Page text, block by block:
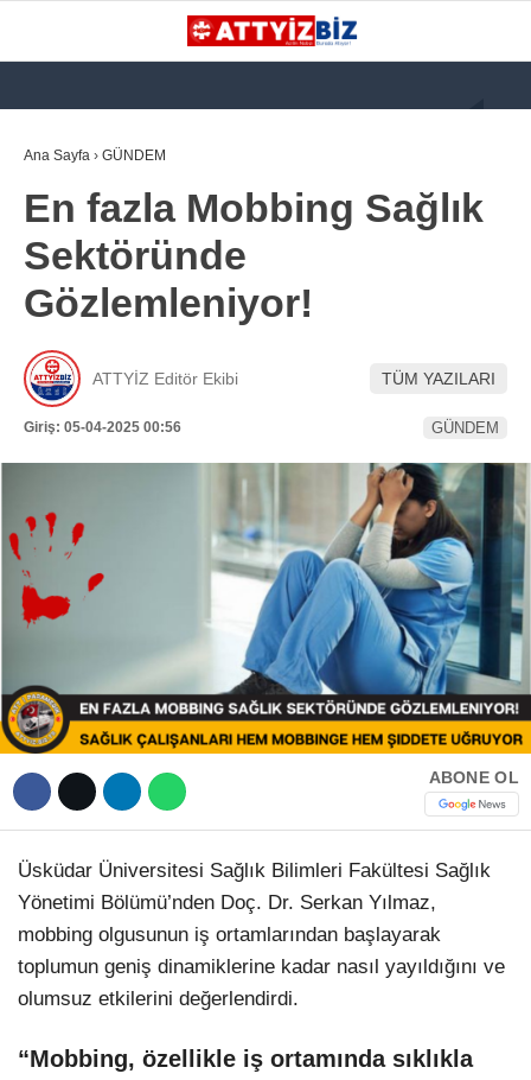
WhatsApp İhbar
Hattı
Facebook
TikTok
Dribbble
KATEGORİLER
GÜNDEM
112 ACİL
ATT
PARAMEDİK (AABT)
İLANLAR
TERCİH ROBOTU
Ana Sayfa › GÜNDEM
En fazla Mobbing Sağlık
Sektöründe
Gözlemleniyor!
ATTYİZ Editör Ekibi TÜM YAZILARI
Giriş: 05-04-2025 00:56 GÜNDEM
ABONE OL
Üsküdar Üniversitesi Sağlık Bilimleri Fakültesi Sağlık
Yönetimi Bölümü’nden Doç. Dr. Serkan Yılmaz,
mobbing olgusunun iş ortamlarından başlayarak
toplumun geniş dinamiklerine kadar nasıl yayıldığını ve
olumsuz etkilerini değerlendirdi.
“Mobbing, özellikle iş ortamında sıklıkla